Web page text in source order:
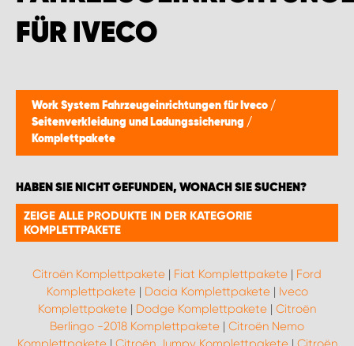
FÜR IVECO
Work System Fahrzeugeinrichtungen für Iveco /
Seitenverkleidung und Ladungssicherung /
Komplettpakete
HABEN SIE NICHT GEFUNDEN, WONACH SIE SUCHEN?
ZEIGE ALLE PRODUKTE IN DER KATEGORIE
KOMPLETTPAKETE
Citroën Komplettpakete | Fiat Komplettpakete | Ford
Komplettpakete| Dacia Komplettpakete| Iveco
Komplettpakete | Dodge Komplettpakete | Citroën
Berlingo -2018 Komplettpakete | Citroën Nemo
WORK SYSTEM NAMEN
WORK SYSTEM WORK SYSTEM BRÜGGE